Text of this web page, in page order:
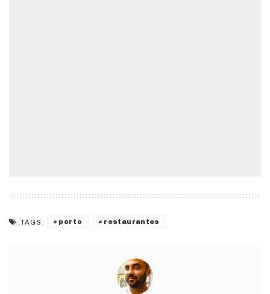
TAGS: porto restaurantes